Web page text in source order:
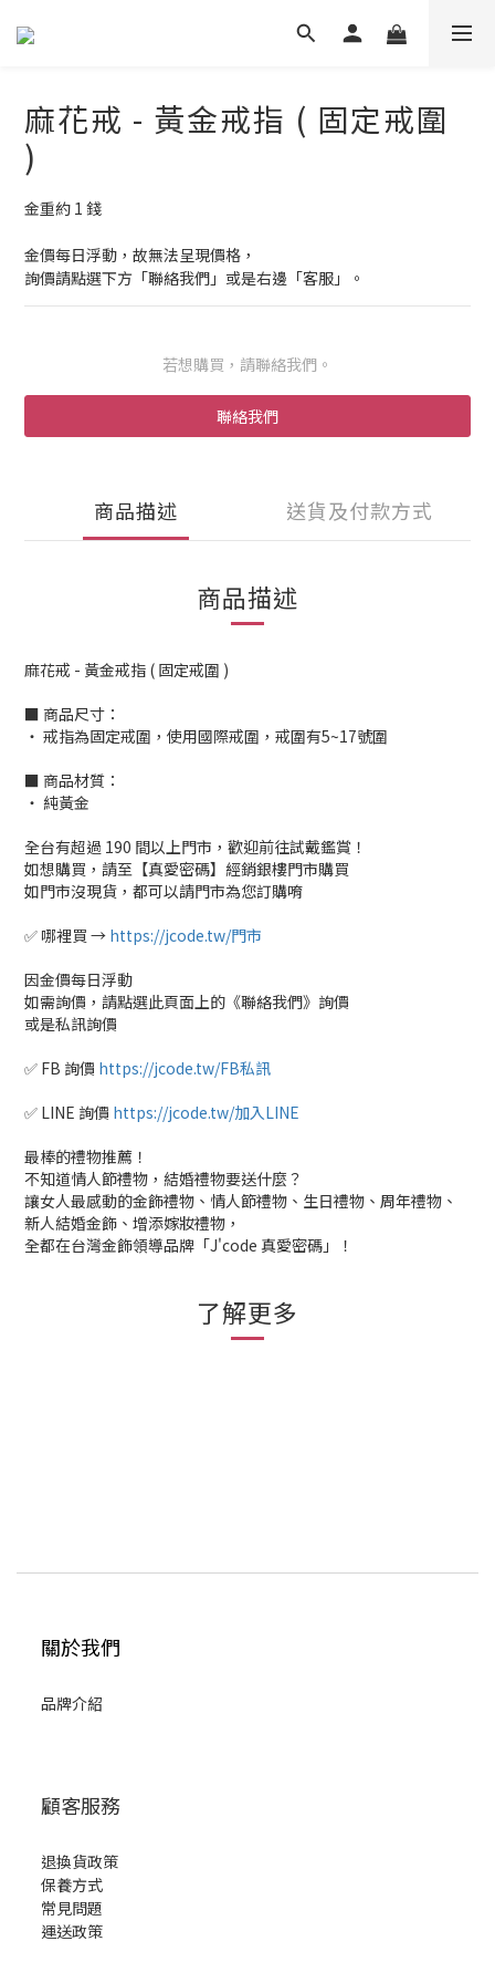
麻花戒 - 黃金戒指 ( 固定戒圍
)
金重約 1 錢
金價每日浮動，故無法呈現價格，
詢價請點選下方「聯絡我們」或是右邊「客服」。
若想購買，請聯絡我們。
聯絡我們
商品描述 送貨及付款方式
商品描述
麻花戒 - 黃金戒指 ( 固定戒圍 )
■ 商品尺寸：
‧ 戒指為固定戒圍，使用國際戒圍，戒圍有5~17號圍
■ 商品材質：
‧ 純黃金
全台有超過 190 間以上門市，歡迎前往試戴鑑賞！
如想購買，請至【真愛密碼】經銷銀樓門市購買
如門市沒現貨，都可以請門市為您訂購唷
✅ 哪裡買 → https://jcode.tw/門市
因金價每日浮動
如需詢價，請點選此頁面上的《聯絡我們》詢價
或是私訊詢價
✅ FB 詢價 https://jcode.tw/FB私訊
✅ LINE 詢價 https://jcode.tw/加入LINE
最棒的禮物推薦！
不知道情人節禮物，結婚禮物要送什麼？
讓女人最感動的金飾禮物、情人節禮物、生日禮物、周年禮物、
新人結婚金飾、增添嫁妝禮物，
全都在台灣金飾領導品牌「J'code 真愛密碼」！
了解更多
關於我們
品牌介紹
顧客服務
退換貨政策
保養方式
常見問題
運送政策